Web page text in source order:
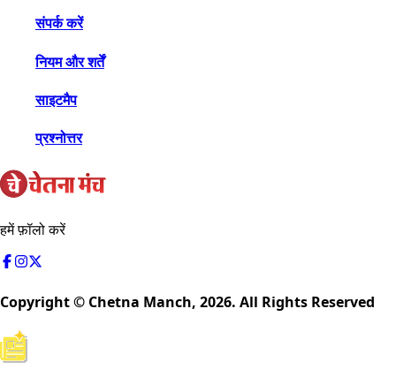
संपर्क करें
नियम और शर्तें
साइटमैप
प्रश्नोत्तर
हमें फ़ॉलो करें
Copyright © Chetna Manch, 2026. All Rights Reserved